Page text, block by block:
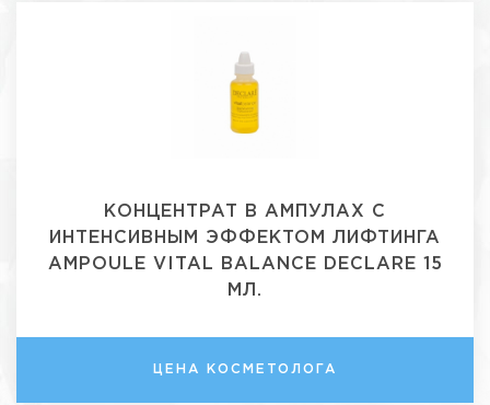
КОНЦЕНТРАТ В АМПУЛАХ С
ИНТЕНСИВНЫМ ЭФФЕКТОМ ЛИФТИНГА
AMPOULE VITAL BALANCE DECLARE 15
МЛ.
ЦЕНА КОСМЕТОЛОГА